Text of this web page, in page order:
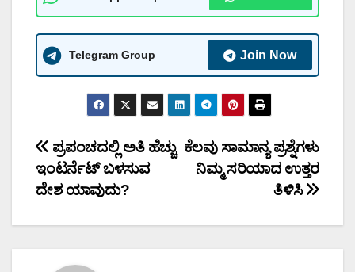
Telegram Group Join Now
Post
navigation
ಕೆಲವು ಸಾಮಾನ್ಯ ಪ್ರಶ್ನೆಗಳು
ನಿಮ್ಮ ಸರಿಯಾದ ಉತ್ತರ
ತಿಳಿಸಿ
ಪ್ರಪಂಚದಲ್ಲಿ ಅತಿ ಹೆಚ್ಚು
ಇಂಟರ್ನೆಟ್ ಬಳಸುವ
ದೇಶ ಯಾವುದು?